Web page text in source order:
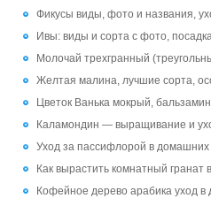
Фикусы виды, фото и названия,
Ивы: виды и сорта с фото,
Молочай трехгранный
Желтая малина, лучшие сорта,
Цветок Ванька мокрый,
Каламондин — выращивание и
Уход за пассифлорой в домашних
Как вырастить комнатный
Кофейное дерево арабика уход